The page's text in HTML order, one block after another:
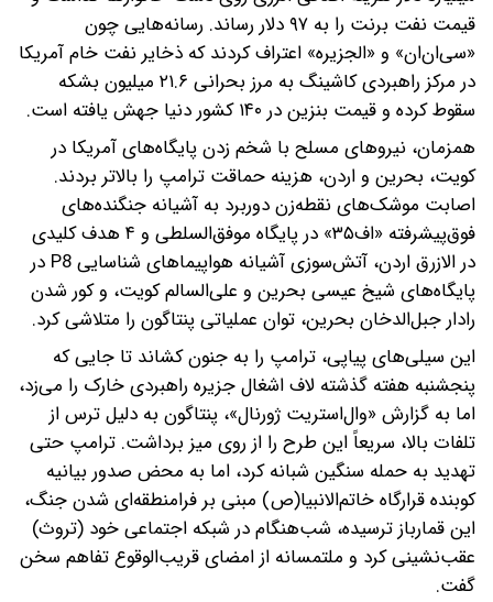
قیمت نفت برنت را به ۹۷ دلار رساند. رسانه‌هایی چون
«سی‌ان‌ان» و «الجزیره» اعتراف کردند که ذخایر نفت خام آمریکا
در مرکز راهبردی کاشینگ به مرز بحرانی ۲۱.۶ میلیون بشکه
سقوط کرده و قیمت بنزین در ۱۴۰ کشور دنیا جهش یافته است.
همزمان، نیروهای مسلح با شخم زدن پایگاه‌های آمریکا در
کویت، بحرین و اردن، هزینه حماقت ترامپ را بالاتر بردند.
اصابت موشک‌های نقطه‌زن دوربرد به آشیانه جنگنده‌های
فوق‌پیشرفته «اف‌۳۵» در پایگاه موفق‌السلطی و ۴ هدف کلیدی
در الازرق اردن، آتش‌سوزی آشیانه هواپیماهای شناسایی P8 در
پایگاه‌های شیخ عیسی بحرین و علی‌السالم کویت، و کور شدن
رادار جبل‌الدخان بحرین، توان عملیاتی پنتاگون را متلاشی کرد.
این سیلی‌های پیاپی، ترامپ را به جنون کشاند تا جایی که
پنجشنبه هفته گذشته لاف اشغال جزیره راهبردی خارک را می‌زد،
اما به گزارش «وال‌استریت ژورنال»، پنتاگون به دلیل ترس از
تلفات بالا، سریعاً این طرح را از روی میز برداشت. ترامپ حتی
تهدید به حمله سنگین شبانه کرد، اما به محض صدور بیانیه
کوبنده قرارگاه خاتم‌الانبیا(ص) مبنی بر فرامنطقه‌ای شدن جنگ،
این قمارباز ترسیده، شب‌هنگام در شبکه اجتماعی خود (تروث)
عقب‌نشینی کرد و ملتمسانه از امضای قریب‌الوقوع تفاهم سخن
گفت.